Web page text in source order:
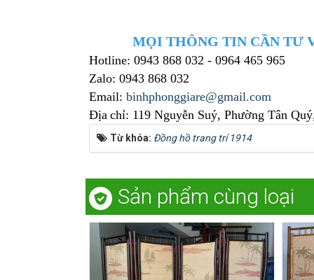
MỌI THÔNG TIN CẦN TƯ
Hotline: 0943 868 032 - 0964 465 965
Zalo: 0943 868 032
Email: binhphonggiare@gmail.com
Địa chỉ: 119 Nguyễn Suý, Phường Tân
Từ khóa: Đồng hồ trang trí 1914
Sản phẩm cùng loại